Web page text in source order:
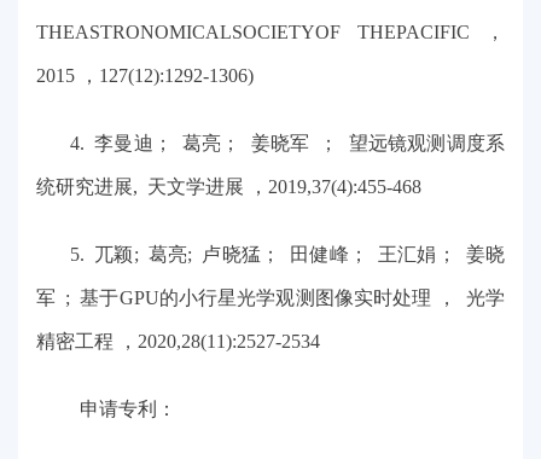
THEASTRONOMICALSOCIETYOF THEPACIFIC ，
2015 ，127(12):1292-1306)
4. 李曼迪； 葛亮； 姜晓军 ； 望远镜观测调度系
统研究进展, 天文学进展 ，2019,37(4):455-468
5. 兀颖; 葛亮; 卢晓猛； 田健峰； 王汇娟； 姜晓
军 ; 基于GPU的小行星光学观测图像实时处理 ， 光学
精密工程 ，2020,28(11):2527-2534
申请专利：